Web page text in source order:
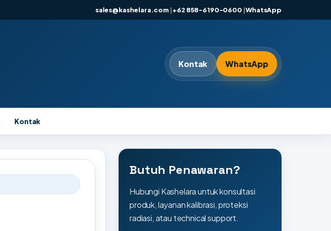
sales@kashelara.com |+62 858-6190-0600 |WhatsApp
Kontak WhatsApp
Kontak
Butuh Penawaran?
Hubungi Kashelara untuk konsultasi
produk, layanan kalibrasi, proteksi
radiasi, atau technical support.